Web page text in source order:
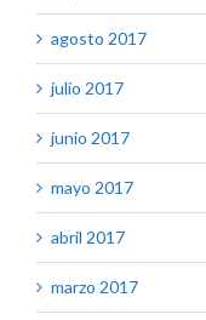
agosto 2017
julio 2017
junio 2017
mayo 2017
abril 2017
marzo 2017